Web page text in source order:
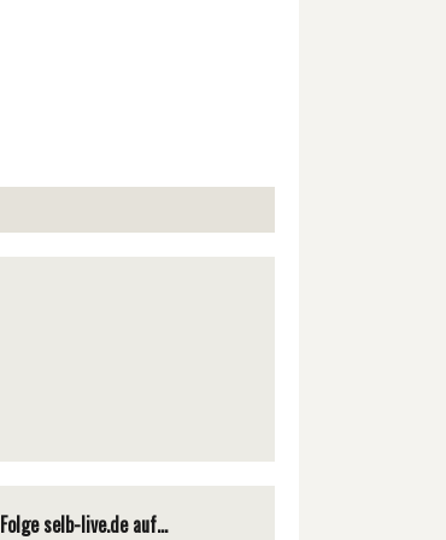
Folge selb-live.de auf...